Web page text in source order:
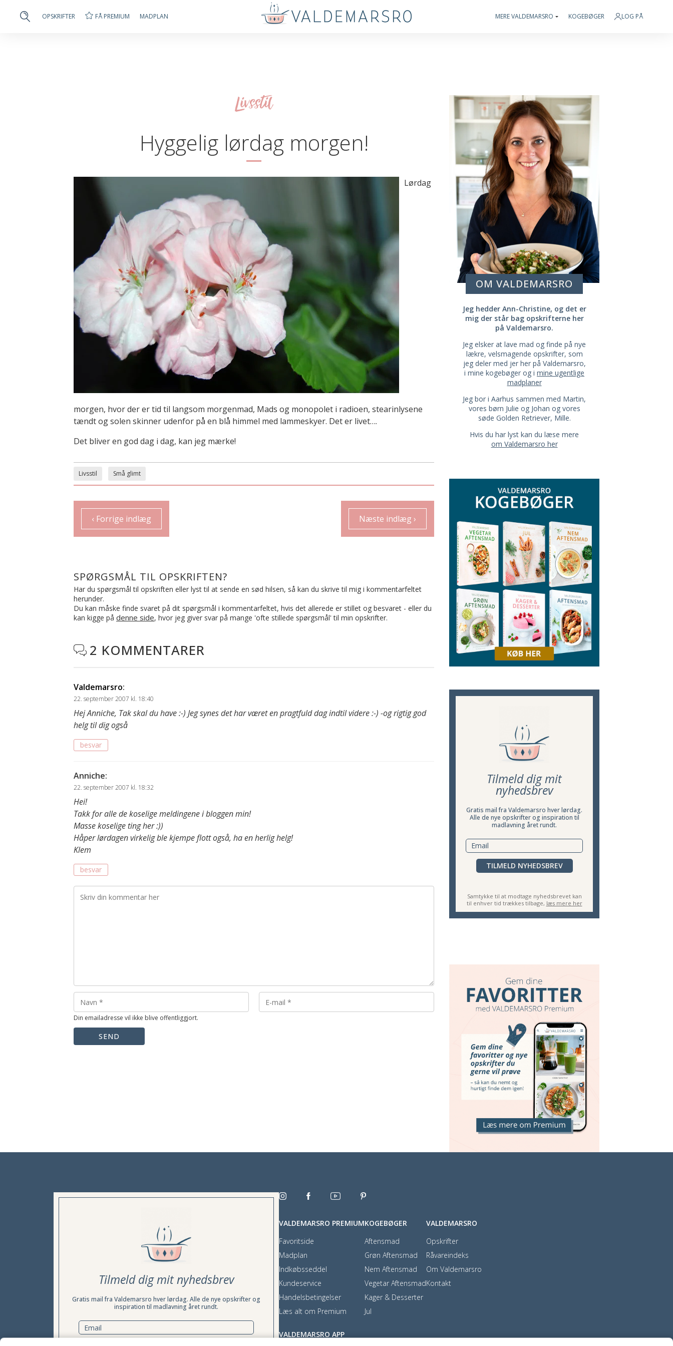
OPSKRIFTER FÅ PREMIUM MADPLAN MERE VALDEMARSRO KOGEBØGER LOG PÅ
Livsstil
Hyggelig lørdag morgen!
Lørdag
morgen, hvor der er tid til langsom morgenmad, Mads og monopolet i radioen, stearinlysene
tændt og solen skinner udenfor på en blå himmel med lammeskyer. Det er livet….
Det bliver en god dag i dag, kan jeg mærke!
Livsstil Små glimt
‹ Forrige indlæg Næste indlæg ›
SPØRGSMÅL TIL OPSKRIFTEN?
Har du spørgsmål til opskriften eller lyst til at sende en sød hilsen, så kan du skrive til mig i kommentarfeltet
herunder.
Du kan måske finde svaret på dit spørgsmål i kommentarfeltet, hvis det allerede er stillet og besvaret - eller du
kan kigge på denne side, hvor jeg giver svar på mange 'ofte stillede spørgsmål' til min opskrifter.
 2 KOMMENTARER
Valdemarsro:
22. september 2007 kl. 18:40
Hej Anniche, Tak skal du have :-) Jeg synes det har været en pragtfuld dag indtil videre :-) -og rigtig god
helg til dig også
besvar
Anniche:
22. september 2007 kl. 18:32
Hei!
Takk for alle de koselige meldingene i bloggen min!
Masse koselige ting her :))
Håper lørdagen virkelig ble kjempe flott også, ha en herlig helg!
Klem
besvar
Din emailadresse vil ikke blive offentliggjort.
SEND
OM VALDEMARSRO
Jeg hedder Ann-Christine, og det er
mig der står bag opskrifterne her
på Valdemarsro.
Jeg elsker at lave mad og finde på nye
lækre, velsmagende opskrifter, som
jeg deler med jer her på Valdemarsro,
i mine kogebøger og i mine ugentlige
madplaner
Jeg bor i Aarhus sammen med Martin,
vores børn Julie og Johan og vores
søde Golden Retriever, Mille.
Hvis du har lyst kan du læse mere
om Valdemarsro her
Tilmeld dig mit
nyhedsbrev
Gratis mail fra Valdemarsro hver lørdag.
Alle de nye opskrifter og inspiration til
madlavning året rundt.
TILMELD NYHEDSBREV
Samtykke til at modtage nyhedsbrevet kan
til enhver tid trækkes tilbage, læs mere her
Tilmeld dig mit nyhedsbrev
Gratis mail fra Valdemarsro hver lørdag. Alle de nye opskrifter og
inspiration til madlavning året rundt.
VALDEMARSRO PREMIUM
Favoritside
Madplan
Indkøbsseddel
Kundeservice
Handelsbetingelser
Læs alt om Premium
KOGEBØGER
Aftensmad
Grøn Aftensmad
Nem Aftensmad
Vegetar Aftensmad
Kager & Desserter
Jul
VALDEMARSRO
Opskrifter
Råvareindeks
Om Valdemarsro
Kontakt
VALDEMARSRO APP